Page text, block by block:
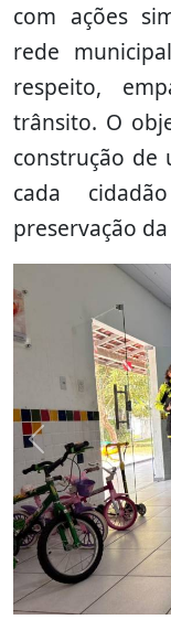
com ações
rede
respeito,
trânsito. O
construção de
cada
preservação
Previous